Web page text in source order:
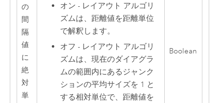
の
間
隔
値
に
絶
対
単
オン - レイアウト アルゴリ
ズムは、距離値を距離単位
で解釈します。
オフ - レイアウト アルゴリ
ズムは、現在のダイアグラ
ムの範囲内にあるジャンク
ションの平均サイズを 1 と
する相対単位で、距離値を
Boolean